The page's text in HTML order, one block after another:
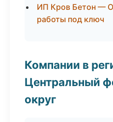
ИП Кров Бетон —
работы под ключ
Компании в
Центральный
округ